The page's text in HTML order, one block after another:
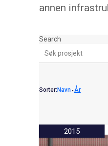
annen
Søk & Filter
Search
Sorter: Navn⬩År
2015